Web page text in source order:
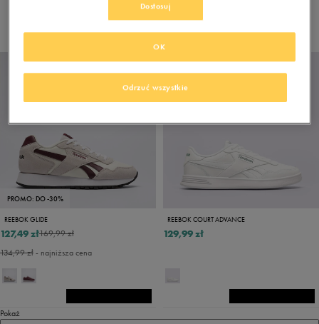
REEBOK BIAŁY
PROMO: DO -30%
REEBOK GLIDE
169,99 zł
127,49 zł
134,99 zł- najniższa cena
REEBOK COURT ADVANCE
129,99 zł
Pokaż
Dostosuj
Odrzuć wszystkie
OK